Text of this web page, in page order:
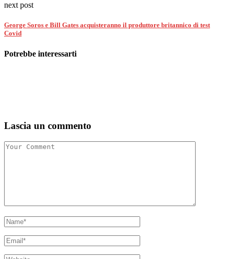
next post
George Soros e Bill Gates acquisteranno il produttore britannico di test
Covid
Potrebbe interessarti
Lascia un commento